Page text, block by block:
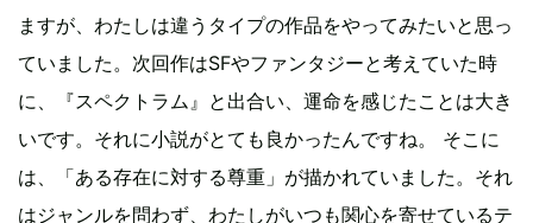
ますが、わたしは違うタイプの作品をやってみたいと思っ
ていました。次回作はSFやファンタジーと考えていた時
に、『スペクトラム』と出合い、運命を感じたことは大き
いです。それに小説がとても良かったんですね。 そこに
は、「ある存在に対する尊重」が描かれていました。それ
はジャンルを問わず、わたしがいつも関心を寄せているテ